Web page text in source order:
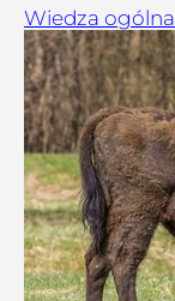
Wiedza ogólna